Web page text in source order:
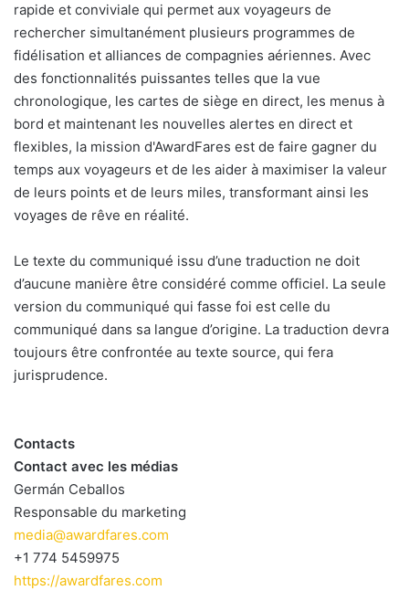
rapide et conviviale qui permet aux voyageurs de
rechercher simultanément plusieurs programmes de
fidélisation et alliances de compagnies aériennes. Avec
des fonctionnalités puissantes telles que la vue
chronologique, les cartes de siège en direct, les menus à
bord et maintenant les nouvelles alertes en direct et
flexibles, la mission d'AwardFares est de faire gagner du
temps aux voyageurs et de les aider à maximiser la valeur
de leurs points et de leurs miles, transformant ainsi les
voyages de rêve en réalité.
Le texte du communiqué issu d’une traduction ne doit
d’aucune manière être considéré comme officiel. La seule
version du communiqué qui fasse foi est celle du
communiqué dans sa langue d’origine. La traduction devra
toujours être confrontée au texte source, qui fera
jurisprudence.
Contacts
Contact avec les médias
Germán Ceballos
Responsable du marketing
media@awardfares.com
+1 774 5459975
https://awardfares.com